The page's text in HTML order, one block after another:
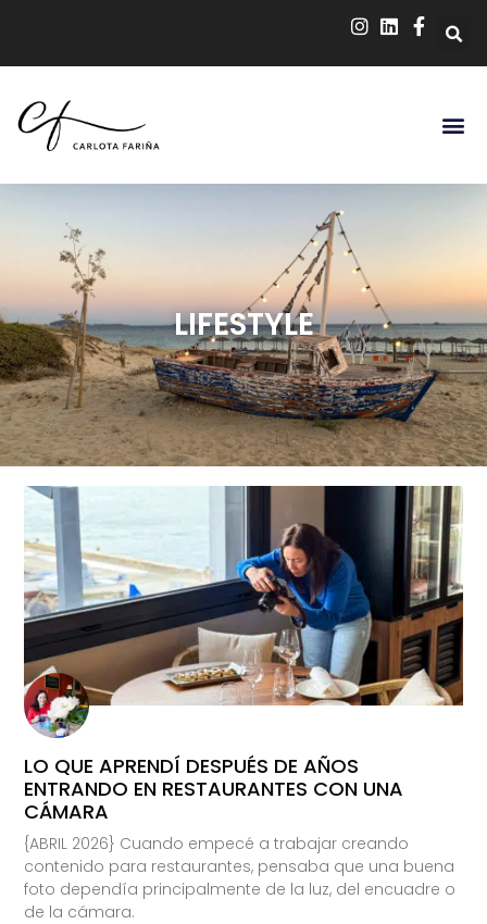
LIFESTYLE
LO QUE APRENDÍ DESPUÉS DE AÑOS
ENTRANDO EN RESTAURANTES CON UNA
CÁMARA
{ABRIL 2026} Cuando empecé a trabajar creando
contenido para restaurantes, pensaba que una buena
foto dependía principalmente de la luz, del encuadre o
de la cámara.